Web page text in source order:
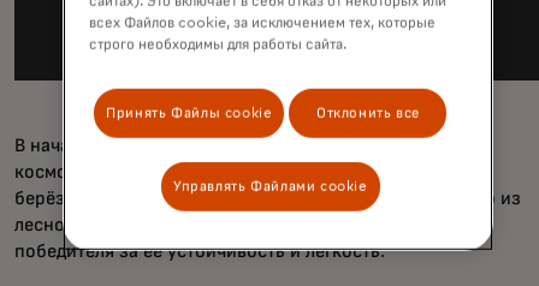
В начале проекта исследователи впервые отправили в
космос образцы дерева, включая магнолию, вишню и
берёзу, для испытаний, выбрав магнолию, добываемую из
лесного предприятия Sumimoto Forestry, как
победителя за её устойчивость и лёгкость.
всех Файлов cookie, за исключением тех, которые
строго необходимы для работы сайта.
Принять Файлы cookie Отклонить все
Управлять Файлами cookie